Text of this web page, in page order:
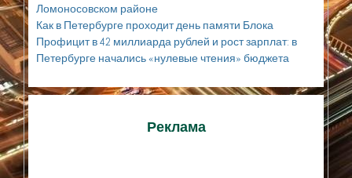
и
ю
Ломоносовском районе
Как в Петербурге проходит день памяти Блока
Профицит в 42 миллиарда рублей и рост зарплат: в
Петербурге начались «нулевые чтения» бюджета
Реклама